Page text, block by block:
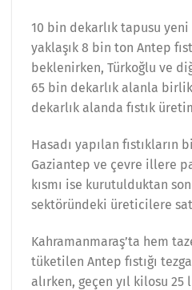
10 bin dekarlık tapusu
yaklaşık 8 bin ton Antep
beklenirken, Türkoğlu ve
65 bin dekarlık alanla
dekarlık alanda fıstık
Hasadı yapılan fıstıkların
Gaziantep ve çevre illere
kısmı ise kurutulduktan
sektöründeki üreticilere
Kahramanmaraş’ta hem
tüketilen Antep fıstığı
alırken, geçen yıl kilosu